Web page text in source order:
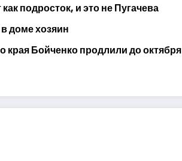
подросток, и это не Пугачева
доме хозяин
края Бойченко продлили до октября